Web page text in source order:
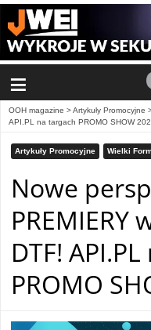
≡
OOH magazine >Artykuły Promocyjne
API.PL na targach PROMO SHOW
Artykuły Promocyjne Wielki
Nowe
PREMIERY
DTF!
PROMO